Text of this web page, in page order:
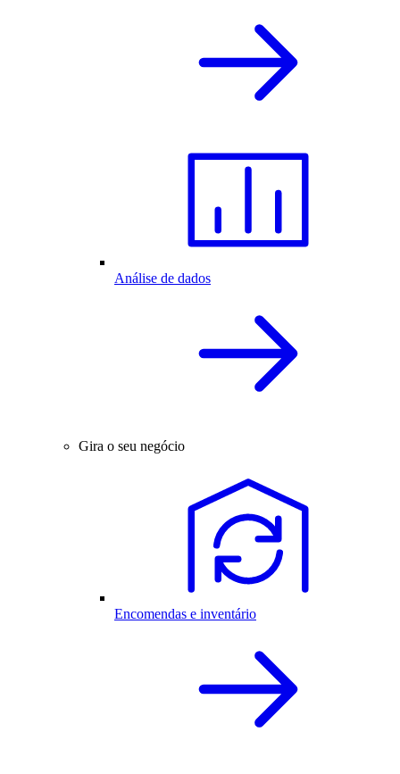
Análise de dados
Gira o seu negócio
Encomendas e inventário